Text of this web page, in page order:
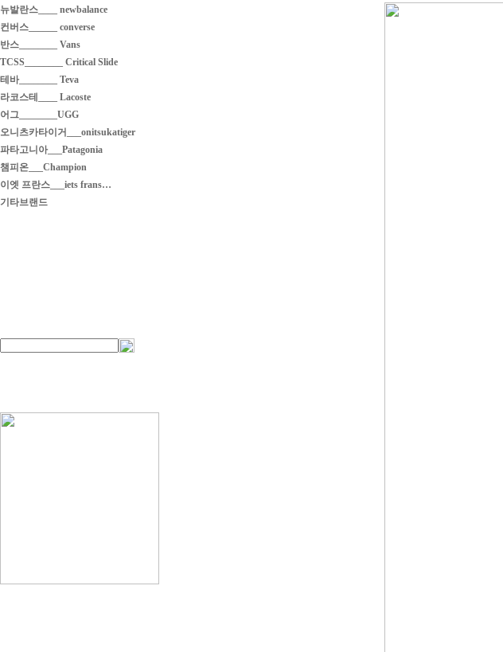
뉴발란스____ newbalance
컨버스______ converse
반스________ Vans
TCSS________ Critical Slide
테바________ Teva
라코스테____ Lacoste
어그________UGG
오니츠카타이거___onitsukatiger
파타고니아___Patagonia
챔피온___Champion
이엣 프란스___iets frans…
기타브랜드